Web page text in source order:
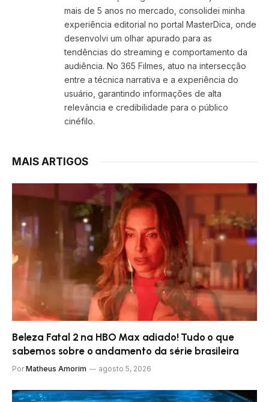
mais de 5 anos no mercado, consolidei minha
experiência editorial no portal MasterDica, onde
desenvolvi um olhar apurado para as
tendências do streaming e comportamento da
audiência. No 365 Filmes, atuo na intersecção
entre a técnica narrativa e a experiência do
usuário, garantindo informações de alta
relevância e credibilidade para o público
cinéfilo.
MAIS ARTIGOS
Beleza Fatal 2 na HBO Max adiado! Tudo o que
sabemos sobre o andamento da série brasileira
Por Matheus Amorim agosto 5, 2026